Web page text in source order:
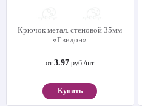
Крючок метал. стеновой 35мм
«Гвидон»
от3.97 руб./шт
Купить